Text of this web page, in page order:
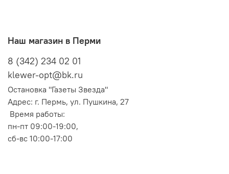
Наш магазин в Перми
8 (342) 234 02 01
klewer-opt@bk.ru
Остановка "Газеты Звезда"
Адрес: г. Пермь, ул. Пушкина, 27
Время работы:
пн-пт 09:00-19:00,
сб-вс 10:00-17:00